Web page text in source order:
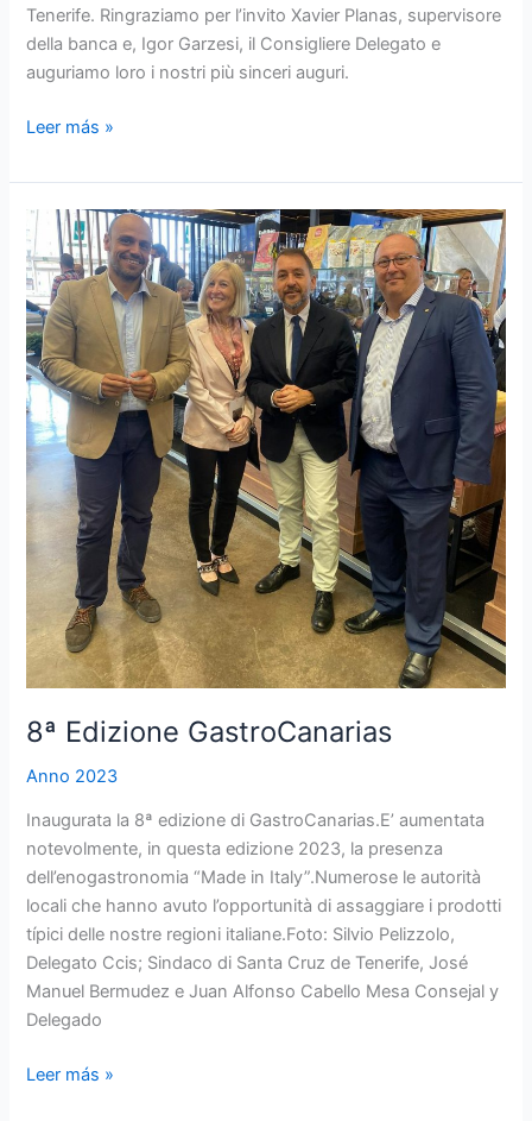
Tenerife. Ringraziamo per l’invito Xavier Planas, supervisore
della banca e, Igor Garzesi, il Consigliere Delegato e
auguriamo loro i nostri più sinceri auguri.
Leer más »
8ª Edizione GastroCanarias
Anno 2023
Inaugurata la 8ª edizione di GastroCanarias.E’ aumentata
notevolmente, in questa edizione 2023, la presenza
dell’enogastronomia “Made in Italy”.Numerose le autorità
locali che hanno avuto l’opportunità di assaggiare i prodotti
típici delle nostre regioni italiane.Foto: Silvio Pelizzolo,
Delegato Ccis; Sindaco di Santa Cruz de Tenerife, José
Manuel Bermudez e Juan Alfonso Cabello Mesa Consejal y
Delegado
8ª
Edizione
GastroCanarias
Leer más »